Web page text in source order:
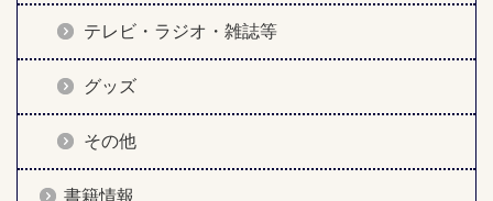
テレビ・ラジオ・雑誌等
グッズ
その他
書籍情報